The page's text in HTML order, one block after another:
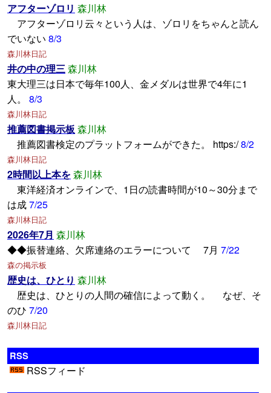
アフターゾロリ 森川林
アフターゾロリ云々という人は、ゾロリをちゃんと読ん
でいない 8/3
森川林日記
井の中の理三森川林
東大理三は日本で毎年100人、金メダルは世界で4年に1
人。 8/3
森川林日記
推薦図書掲示板森川林
推薦図書検定のプラットフォームができた。 https:/8/2
森川林日記
2時間以上本を森川林
東洋経済オンラインで、1日の読書時間が10～30分まで
は成7/25
森川林日記
2026年7月 森川林
◆◆振替連絡、欠席連絡のエラーについて 7月 7/22
森の掲示板
歴史は、ひとり 森川林
歴史は、ひとりの人間の確信によって動く。 なぜ、そ
のひ 7/20
森川林日記
RSS
RSSフィード